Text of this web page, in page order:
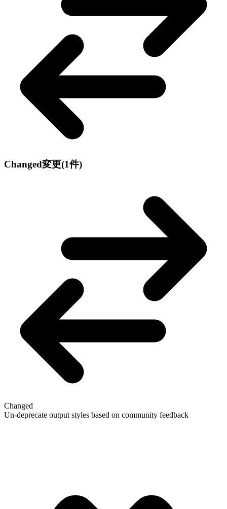
Changed変更(1件)
Changed
Un-deprecate output styles based on community feedback